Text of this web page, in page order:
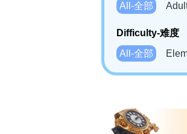
All-全部
Difficulty-难度
All-全部